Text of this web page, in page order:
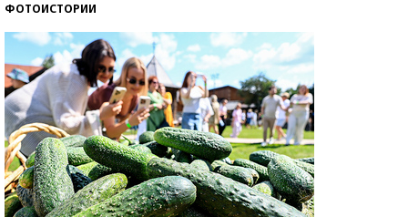
ФОТОИСТОРИИ